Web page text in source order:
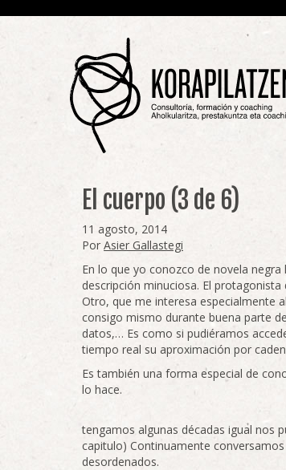
El cuerpo (3 de 6)
11 agosto, 2014
Por Asier Gallastegi
En lo que yo conozco de novela
descripción minuciosa. El
Otro, que me interesa especialmente
consigo mismo durante buena parte
datos,… Es como si pudiéramos
tiempo real su aproximación por
Es también una forma especial de
lo hace.
tengamos algunas décadas igual nos
capitulo) Continuamente
desordenados.